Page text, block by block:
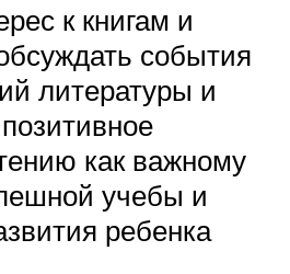
к книгам и
события
литературы и
как важному
учебы и
ребенка